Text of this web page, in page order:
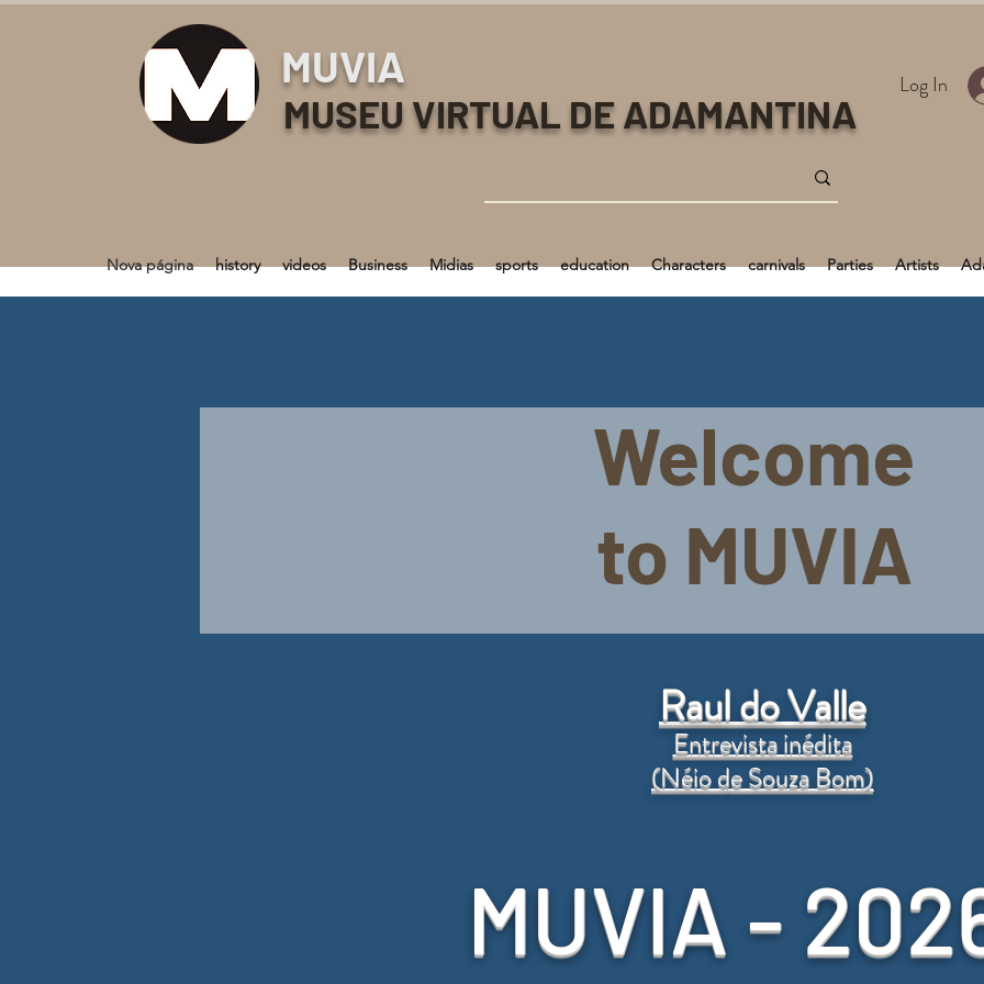
MUSEU VIRTUAL DE ADAMANTINA
Log In
MUVIA
Nova página history videos Business Midias sports education Characters carnivals Parties Artists
Welcome
to MUVIA
Raul do Valle
Entrevista inédita
(Néio de Souza Bom)
MUVIA -